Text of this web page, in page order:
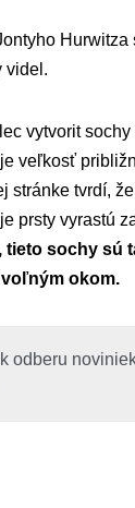
videl.
vytvorit
veľkosť
stránke tvrdí,
prsty vyrastú
sochy sú
okom.
odberu